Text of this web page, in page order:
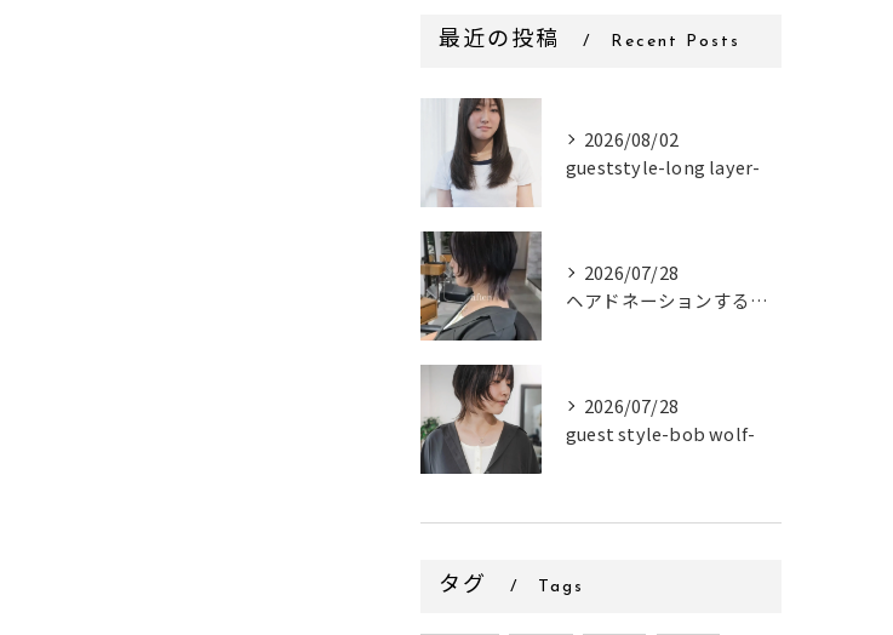
最近の投稿 Recent Posts
2026/08/02
gueststyle-long layer-
2026/07/28
ヘアドネーションするお客様✂
2026/07/28
guest style-bob wolf-
タグ Tags